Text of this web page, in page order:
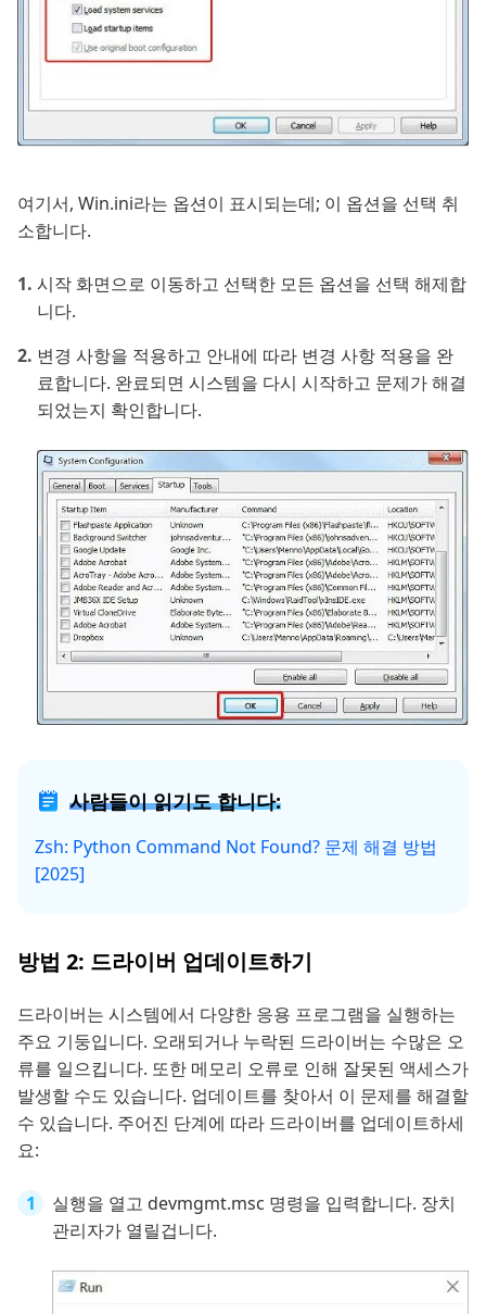
여기서, Win.ini라는 옵션이 표시되는데; 이 옵션을 선택 취
소합니다.
시작 화면으로 이동하고 선택한 모든 옵션을 선택 해제합
니다.
변경 사항을 적용하고 안내에 따라 변경 사항 적용을 완
료합니다. 완료되면 시스템을 다시 시작하고 문제가 해결
되었는지 확인합니다.
사람들이 읽기도 합니다:
Zsh: Python Command Not Found? 문제 해결 방법
[2025]
방법 2: 드라이버 업데이트하기
드라이버는 시스템에서 다양한 응용 프로그램을 실행하는
주요 기둥입니다. 오래되거나 누락된 드라이버는 수많은 오
류를 일으킵니다. 또한 메모리 오류로 인해 잘못된 액세스가
발생할 수도 있습니다. 업데이트를 찾아서 이 문제를 해결할
수 있습니다. 주어진 단계에 따라 드라이버를 업데이트하세
요:
실행을 열고 devmgmt.msc 명령을 입력합니다. 장치
관리자가 열릴겁니다.